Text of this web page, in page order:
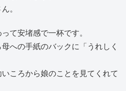
。
て安堵感で一杯です。
への手紙のバックに「うれしく
ころから娘のことを見てくれて